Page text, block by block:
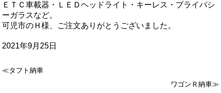
ＥＴＣ車載器・ＬＥＤヘッドライト・キーレス・プライバシ
ーガラスなど。
可児市のＨ様、ご注文ありがとうございました。
2021年9月25日
≪タフト納車
ワゴンＲ納車≫